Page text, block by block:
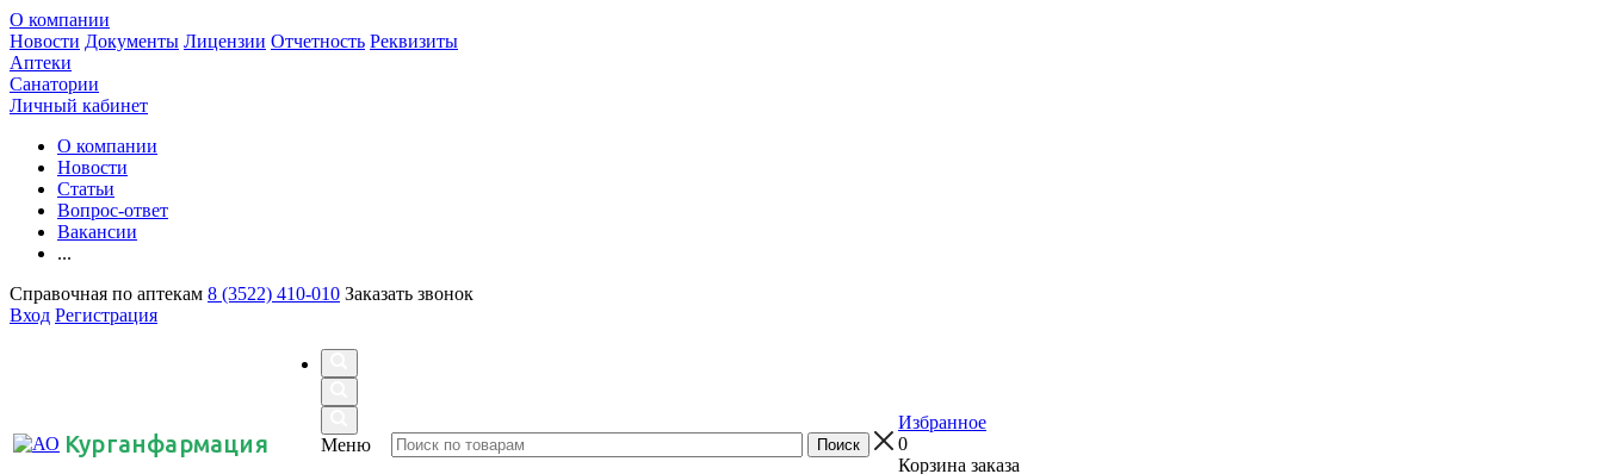
О компании
Новости Документы Лицензии Отчетность Реквизиты
Аптеки
Санатории
Личный кабинет
О компании
Новости
Статьи
Вопрос-ответ
Вакансии
...
Справочная по аптекам 8 (3522) 410-010 Заказать звонок
Вход Регистрация
Курганфармация
Меню
Избранное
0
Корзина заказа